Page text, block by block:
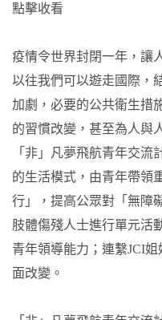
點擊收看
疫情令世界封閉一年，讓
以往我們可以遊走國際，
加劇，必要的公共衛生措
的習慣改變，甚至為人與
「非」凡夢飛航青年交
的生活模式，由青年帶領
行」，提高公眾對「無障
肢體傷殘人士進行單元活
青年領導能力；連繫JCI
面改變。